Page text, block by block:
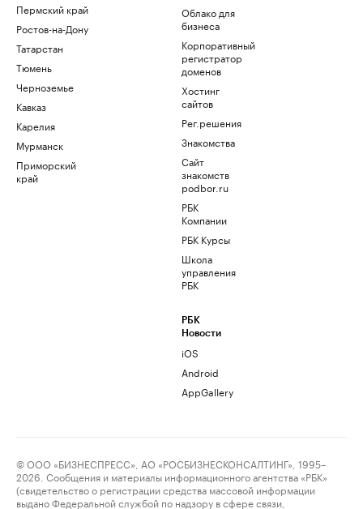
Пермский край
Ростов-на-Дону
Татарстан
Тюмень
Черноземье
Кавказ
Карелия
Мурманск
Приморский
край
Облако для
бизнеса
Корпоративный
регистратор
доменов
Хостинг
сайтов
Рег.решения
Знакомства
Сайт
знакомств
podbor.ru
РБК
Компании
РБК Курсы
Школа
управления
РБК
РБК
Новости
iOS
Android
AppGallery
© ООО «БИЗНЕСПРЕСС», АО «РОСБИЗНЕСКОНСАЛТИНГ», 1995–
2026. Сообщения и материалы информационного агентства «РБК»
(свидетельство о регистрации средства массовой информации
выдано Федеральной службой по надзору в сфере связи,